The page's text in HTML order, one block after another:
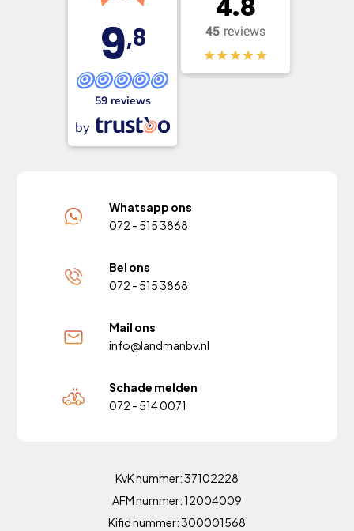
9,8
59 reviews
by
45 reviews
Whatsapp ons
072 - 515 3868
Bel ons
072 - 515 3868
Mail ons
info@landmanbv.nl
Schade melden
072 - 514 0071
KvK nummer: 37102228
AFM nummer: 12004009
Kifid nummer: 300001568